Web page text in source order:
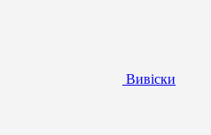
Вивіски